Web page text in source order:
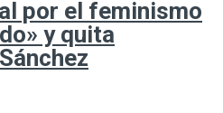
por el feminismo
y quita